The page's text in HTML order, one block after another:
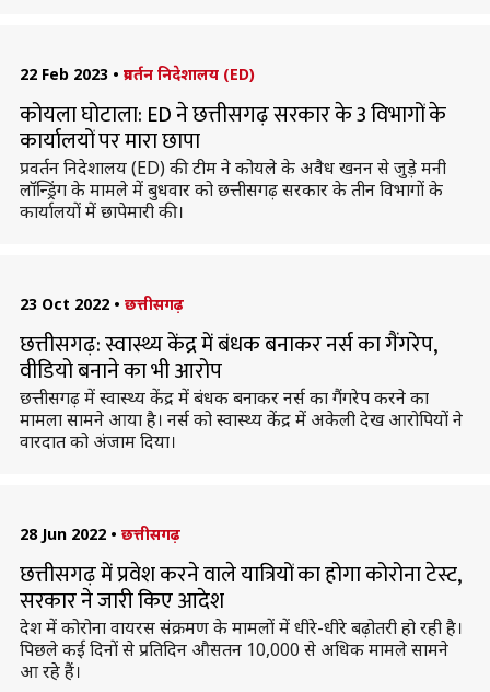
22 Feb 2023 • प्रवर्तन निदेशालय (ED)
कोयला घोटाला: ED ने छत्तीसगढ़ सरकार के 3 विभागों के
कार्यालयों पर मारा छापा
प्रवर्तन निदेशालय (ED) की टीम ने कोयले के अवैध खनन से जुड़े मनी
लॉन्ड्रिंग के मामले में बुधवार को छत्तीसगढ़ सरकार के तीन विभागों के
कार्यालयों में छापेमारी की।
23 Oct 2022 • छत्तीसगढ़
छत्तीसगढ़: स्वास्थ्य केंद्र में बंधक बनाकर नर्स का गैंगरेप,
वीडियो बनाने का भी आरोप
छत्तीसगढ़ में स्वास्थ्य केंद्र में बंधक बनाकर नर्स का गैंगरेप करने का
मामला सामने आया है। नर्स को स्वास्थ्य केंद्र में अकेली देख आरोपियों ने
वारदात को अंजाम दिया।
28 Jun 2022 • छत्तीसगढ़
छत्तीसगढ़ में प्रवेश करने वाले यात्रियों का होगा कोरोना टेस्ट,
सरकार ने जारी किए आदेश
देश में कोरोना वायरस संक्रमण के मामलों में धीरे-धीरे बढ़ोतरी हो रही है।
पिछले कई दिनों से प्रतिदिन औसतन 10,000 से अधिक मामले सामने
आ रहे हैं।